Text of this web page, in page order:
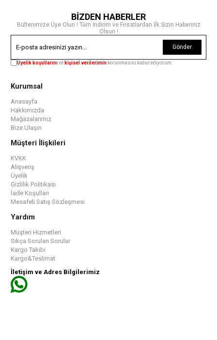
BİZDEN HABERLER
Bültenimize Üye Olun ! Tüm İndirim ve Fırsatlardan İlk Sizin Haberiniz
Olsun !
Gönder
Üyelik koşullarınıve kişisel verilerimin korunmasını kabul ediyorum.
Kurumsal
Anasayfa
Hakkımızda
Mağazalarımız
Bize Ulaşın
Müşteri İlişkileri
KVKK
Alışveriş
Üyelik
Gizlilik Politikası
İade Koşulları
Mesafeli Satış Sözleşmesi
Yardım
Müşteri Hizmetleri
Sıkça Sorulan Sorular
Kargo Takibi
Kargo&Teslimat
İletişim ve Adres Bilgilerimiz